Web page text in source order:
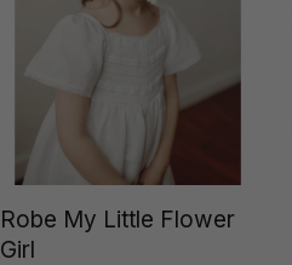
Robe My Little Flower
Girl